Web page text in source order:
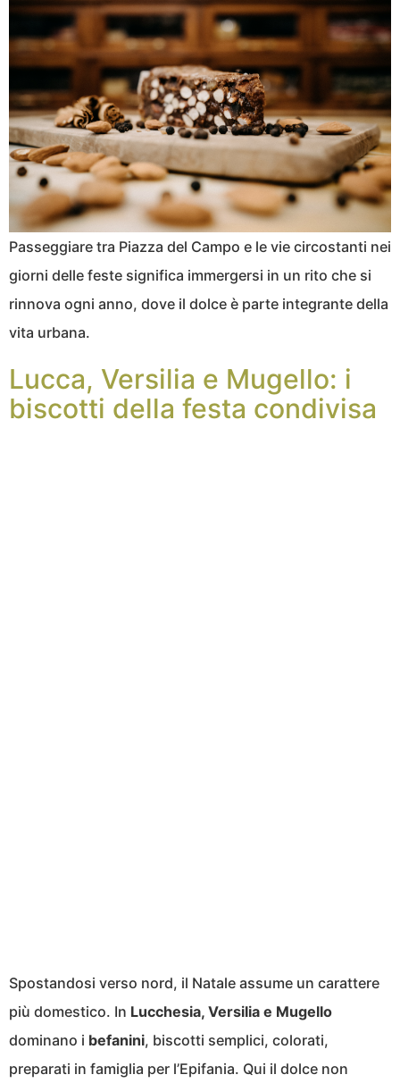
Passeggiare tra Piazza del Campo e le vie circostanti nei
giorni delle feste significa immergersi in un rito che si
rinnova ogni anno, dove il dolce è parte integrante della
vita urbana.
Lucca, Versilia e Mugello: i
biscotti della festa condivisa
Spostandosi verso nord, il Natale assume un carattere
più domestico. In Lucchesia, Versilia e Mugello
dominano i befanini, biscotti semplici, colorati,
preparati in famiglia per l’Epifania. Qui il dolce non